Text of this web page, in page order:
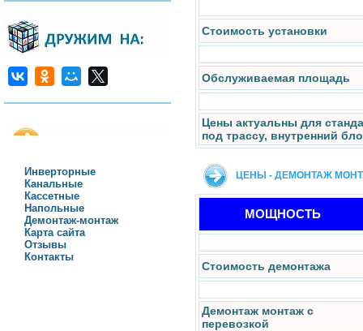
Инверторные
Канальные
Кассетные
Напольные
Демонтаж-монтаж
Карта сайта
Отзывы
Контакты
Стоимость установки
Обслуживаемая площадь
Цены актуальны для
под трассу, внутренний
ЦЕНЫ - ДЕМОНТАЖ
МОЩНОСТЬ
Стоимость демонтажа
Демонтаж монтаж с
перевозкой